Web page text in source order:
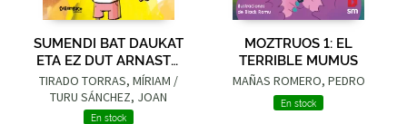
SUMENDI BAT DAUKAT
ETA EZ DUT ARNASTU
NAHI
TIRADO TORRAS, MÍRIAM /
TURU SÁNCHEZ, JOAN
En stock
MOZTRUOS 1: EL
TERRIBLE MUMUS
MAÑAS ROMERO, PEDRO
En stock